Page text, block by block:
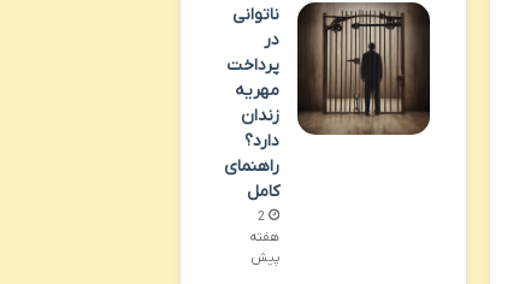
ناتوانی
در
پرداخت
مهریه
زندان
دارد؟
راهنمای
کامل
2
هفته
پیش